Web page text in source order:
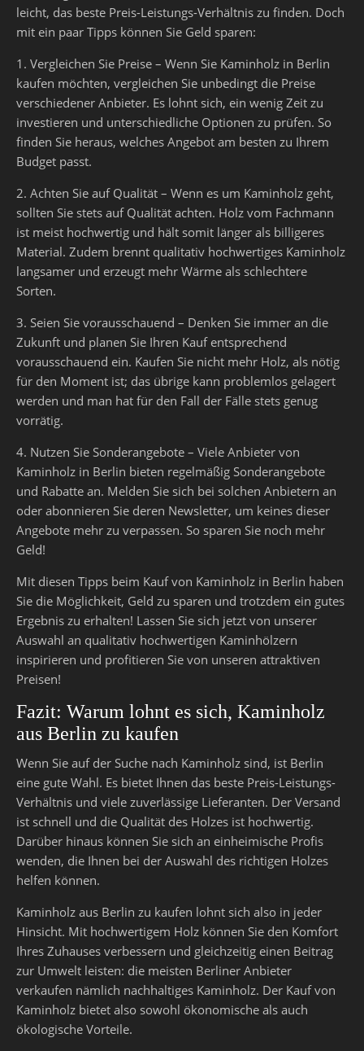
leicht, das beste Preis-Leistungs-Verhältnis zu finden. Doch
mit ein paar Tipps können Sie Geld sparen:
1. Vergleichen Sie Preise – Wenn Sie Kaminholz in Berlin
kaufen möchten, vergleichen Sie unbedingt die Preise
verschiedener Anbieter. Es lohnt sich, ein wenig Zeit zu
investieren und unterschiedliche Optionen zu prüfen. So
finden Sie heraus, welches Angebot am besten zu Ihrem
Budget passt.
2. Achten Sie auf Qualität – Wenn es um Kaminholz geht,
sollten Sie stets auf Qualität achten. Holz vom Fachmann
ist meist hochwertig und hält somit länger als billigeres
Material. Zudem brennt qualitativ hochwertiges Kaminholz
langsamer und erzeugt mehr Wärme als schlechtere
Sorten.
3. Seien Sie vorausschauend – Denken Sie immer an die
Zukunft und planen Sie Ihren Kauf entsprechend
vorausschauend ein. Kaufen Sie nicht mehr Holz, als nötig
für den Moment ist; das übrige kann problemlos gelagert
werden und man hat für den Fall der Fälle stets genug
vorrätig.
4. Nutzen Sie Sonderangebote – Viele Anbieter von
Kaminholz in Berlin bieten regelmäßig Sonderangebote
und Rabatte an. Melden Sie sich bei solchen Anbietern an
oder abonnieren Sie deren Newsletter, um keines dieser
Angebote mehr zu verpassen. So sparen Sie noch mehr
Geld!
Mit diesen Tipps beim Kauf von Kaminholz in Berlin haben
Sie die Möglichkeit, Geld zu sparen und trotzdem ein gutes
Ergebnis zu erhalten! Lassen Sie sich jetzt von unserer
Auswahl an qualitativ hochwertigen Kaminhölzern
inspirieren und profitieren Sie von unseren attraktiven
Preisen!
Fazit: Warum lohnt es sich, Kaminholz
aus Berlin zu kaufen
Wenn Sie auf der Suche nach Kaminholz sind, ist Berlin
eine gute Wahl. Es bietet Ihnen das beste Preis-Leistungs-
Verhältnis und viele zuverlässige Lieferanten. Der Versand
ist schnell und die Qualität des Holzes ist hochwertig.
Darüber hinaus können Sie sich an einheimische Profis
wenden, die Ihnen bei der Auswahl des richtigen Holzes
helfen können.
Kaminholz aus Berlin zu kaufen lohnt sich also in jeder
Hinsicht. Mit hochwertigem Holz können Sie den Komfort
Ihres Zuhauses verbessern und gleichzeitig einen Beitrag
zur Umwelt leisten: die meisten Berliner Anbieter
verkaufen nämlich nachhaltiges Kaminholz. Der Kauf von
Kaminholz bietet also sowohl ökonomische als auch
ökologische Vorteile.